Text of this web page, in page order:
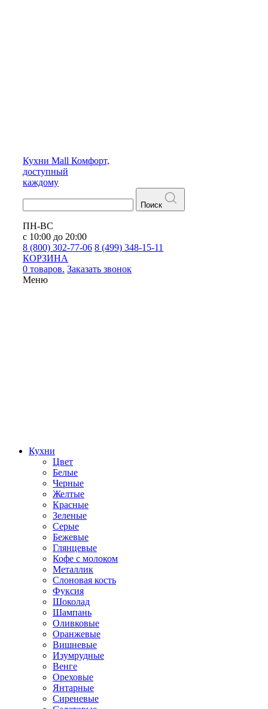
Кухни Mall Комфорт,
доступный
каждому
Поиск
ПН-ВС
с 10:00 до 20:00
8 (800) 302-77-06 8 (499) 348-15-11
КОРЗИНА
0 товаров. Заказать звонок
Меню
Кухни
Цвет
Белые
Черные
Желтые
Красные
Зеленые
Серые
Бежевые
Глянцевые
Кофе с молоком
Металлик
Слоновая кость
Фуксия
Шоколад
Шампань
Оливковые
Оранжевые
Вишневые
Изумрудные
Венге
Ореховые
Янтарные
Сиреневые